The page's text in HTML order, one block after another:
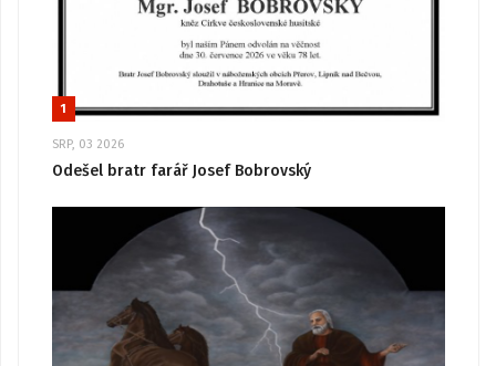
1
SRP, 03 2026
Odešel bratr farář Josef Bobrovský